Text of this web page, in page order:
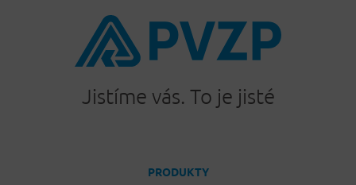
Jistíme vás. To je jisté
PRODUKTY